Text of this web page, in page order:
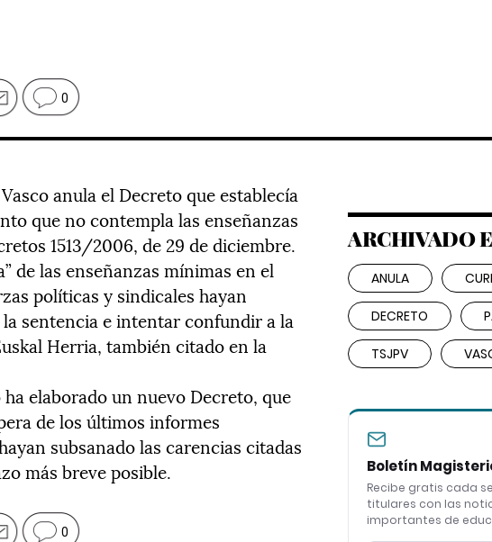
0
anula el Decreto que establecía
que no contempla las enseñanzas
1513/2006, de 29 de diciembre.
de las enseñanzas mínimas en el
políticas y sindicales hayan
sentencia e intentar confundir a la
Herria, también citado en la
elaborado un nuevo Decreto, que
de los últimos informes
subsanado las carencias citadas
más breve posible.
0
ARCHIVADO
ANULA
DECRETO
TSJPV
Boletín
Recibe gratis cada
titulares con las
importantes de